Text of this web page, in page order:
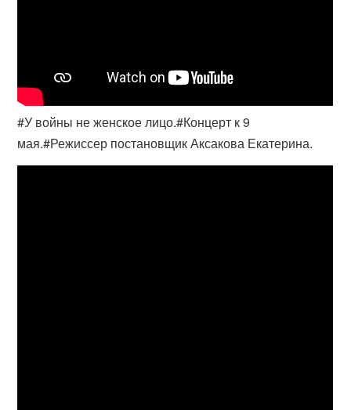
#У войны не женское лицо.#Концерт к 9
мая.#Режиссер постановщик Аксакова Екатерина.